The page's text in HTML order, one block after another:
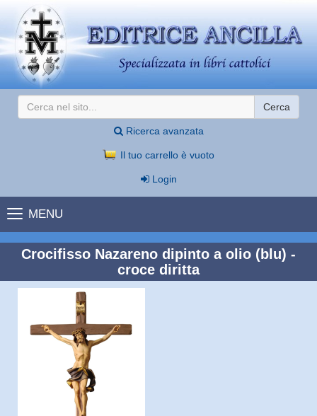
Cerca
Ricerca avanzata
Il tuo carrello è vuoto
Login
MENU
Crocifisso Nazareno dipinto a olio (blu) -
croce diritta